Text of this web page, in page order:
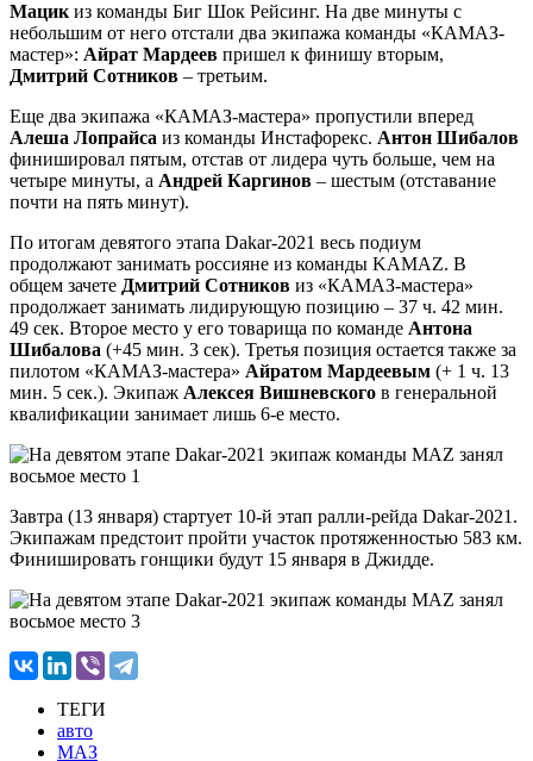
Мацик из команды Биг Шок Рейсинг. На две минуты с
небольшим от него отстали два экипажа команды «КАМАЗ-
мастер»: Айрат Мардеев пришел к финишу вторым,
Дмитрий Сотников – третьим.
Еще два экипажа «КАМАЗ-мастера» пропустили вперед
Алеша Лопрайса из команды Инстафорекс. Антон Шибалов
финишировал пятым, отстав от лидера чуть больше, чем на
четыре минуты, а Андрей Каргинов – шестым (отставание
почти на пять минут).
По итогам девятого этапа Dakar-2021 весь подиум
продолжают занимать россияне из команды KAMAZ. В
общем зачете Дмитрий Сотников из «КАМАЗ-мастера»
продолжает занимать лидирующую позицию – 37 ч. 42 мин.
49 сек. Второе место у его товарища по команде Антона
Шибалова (+45 мин. 3 сек). Третья позиция остается также за
пилотом «КАМАЗ-мастера» Айратом Мардеевым (+ 1 ч. 13
мин. 5 сек.). Экипаж Алексея Вишневского в генеральной
квалификации занимает лишь 6-е место.
Завтра (13 января) стартует 10-й этап ралли-рейда Dakar-2021.
Экипажам предстоит пройти участок протяженностью 583 км.
Финишировать гонщики будут 15 января в Джидде.
ТЕГИ
авто
МАЗ